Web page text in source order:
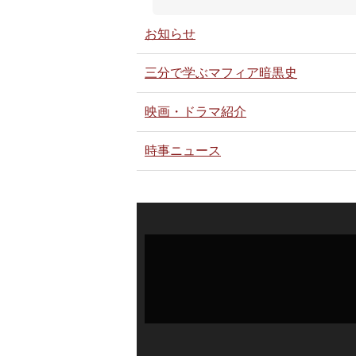
お知らせ
三分で学ぶマフィア暗黒史
映画・ドラマ紹介
時事ニュース